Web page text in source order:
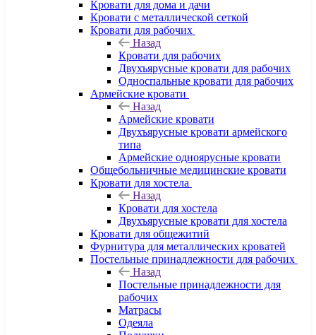
Кровати для дома и дачи
Кровати с металлической сеткой
Кровати для рабочих
Назад
Кровати для рабочих
Двухъярусные кровати для рабочих
Односпальные кровати для рабочих
Армейские кровати
Назад
Армейские кровати
Двухъярусные кровати армейского
типа
Армейские одноярусные кровати
Общебольничные медицинские кровати
Кровати для хостела
Назад
Кровати для хостела
Двухъярусные кровати для хостела
Кровати для общежитий
Фурнитура для металлических кроватей
Постельные принадлежности для рабочих
Назад
Постельные принадлежности для
рабочих
Матрасы
Одеяла